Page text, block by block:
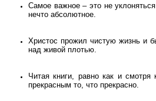
Самое важное – это не
нечто абсолютное.
Христос прожил чистую жизнь и
над живой плотью.
Читая книги, равно как и
прекрасным то, что прекрасно.